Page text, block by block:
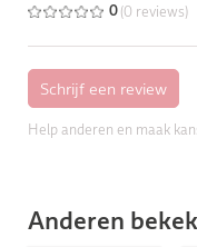
0 (0 reviews)
Help anderen en maak
Anderen